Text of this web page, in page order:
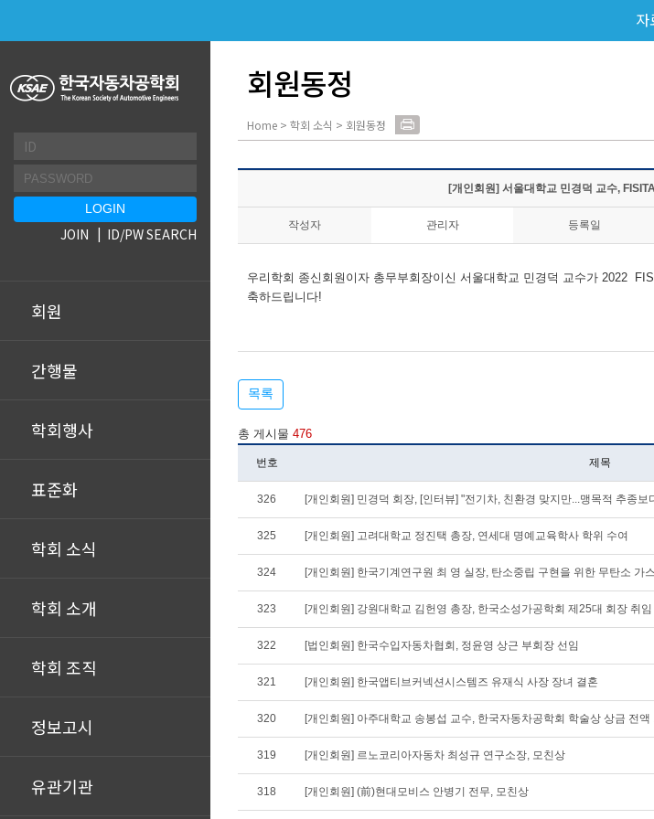
회원
간행물
학회행사
표준화
학회 소식
학회 소개
학회 조직
정보고시
유관기관
JOIN ID/PW SEARCH
자
회원동정
Home > 학회 소식 > 회원동정
[개인회원] 서울대학교 민경덕 교수,
작성자 관리자 등록일
우리학회 종신회원이자 총무부회장이신 서울대학교 민경덕 교수가 2022
축하드립니다!
목록
총 게시물 476
번호 제목
326 [개인회원] 민경덕 회장, [인터뷰] "전기차, 친환경 맞지만...맹목적 추종보
325 [개인회원] 고려대학교 정진택 총장, 연세대 명예교육학사 학위 수여
324 [개인회원] 한국기계연구원 최 영 실장, 탄소중립 구현을 위한 무탄소 가
323 [개인회원] 강원대학교 김헌영 총장, 한국소성가공학회 제25대 회장 취임
322 [법인회원] 한국수입자동차협회, 정윤영 상근 부회장 선임
321 [개인회원] 한국앱티브커넥션시스템즈 유재식 사장 장녀 결혼
320 [개인회원] 아주대학교 송봉섭 교수, 한국자동차공학회 학술상 상금 전액
319 [개인회원] 르노코리아자동차 최성규 연구소장, 모친상
318 [개인회원] (前)현대모비스 안병기 전무, 모친상